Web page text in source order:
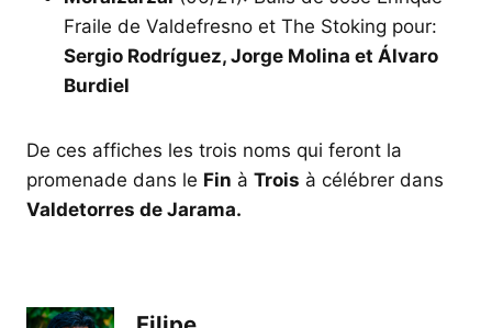
Fraile de Valdefresno et The Stoking pour:
Sergio Rodríguez, Jorge Molina et Álvaro
Burdiel
De ces affiches les trois noms qui feront la
promenade dans le Fin à Trois à célébrer dans
Valdetorres de Jarama.